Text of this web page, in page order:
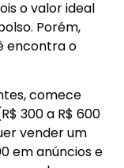
o valor ideal
Porém,
encontra o
comece
300 a R$ 600
vender um
em anúncios e